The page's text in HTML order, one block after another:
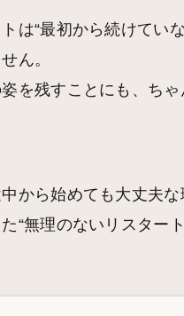
は“最初から続けてい
ん。
を残すことにも、ち
から始めても大丈夫な
“無理のないリスター